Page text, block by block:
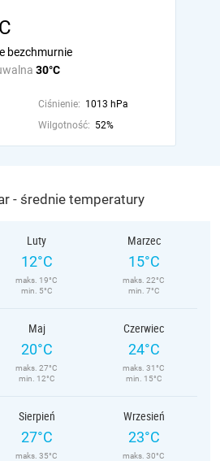
30°C
bezchmurnie
Ciśnienie: 1013 hPa
Wilgotność: 52%
- średnie temperatury
Luty
12°C
maks. 19°C
min. 5°C
Marzec
15°C
maks. 22°C
min. 7°C
Maj
20°C
maks. 27°C
min. 12°C
Czerwiec
24°C
maks. 31°C
min. 15°C
Sierpień
27°C
maks. 35°C
Wrzesień
23°C
maks. 30°C